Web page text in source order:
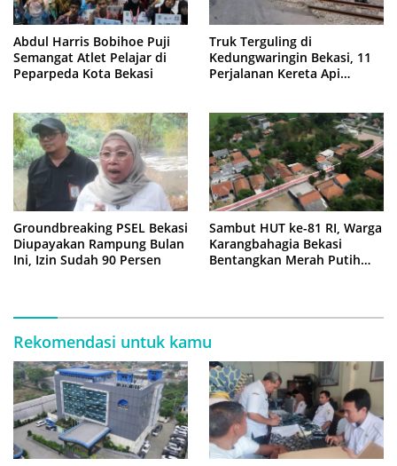
Abdul Harris Bobihoe Puji
Semangat Atlet Pelajar di
Peparpeda Kota Bekasi
Truk Terguling di
Kedungwaringin Bekasi, 11
Perjalanan Kereta Api
Groundbreaking PSEL Bekasi
Diupayakan Rampung Bulan
Ini, Izin Sudah 90 Persen
Sambut HUT ke-81 RI, Warga
Karangbahagia Bekasi
Bentangkan Merah Putih
Rekomendasi untuk kamu